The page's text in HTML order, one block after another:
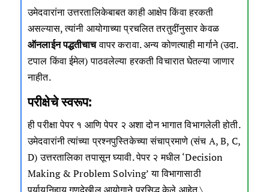
उमेदवारांना उत्तरतालिकेबाबत काही आक्षेप किंवा हरकती
असल्यास, त्यांनी आयोगाच्या प्रचलित तरतुदींनुसार केवळ
ऑनलाईन पद्धतीचाचवापर करावा. अन्य कोणत्याही मार्गाने (उदा.
टपाल किंवा ईमेल) पाठवलेल्या हरकती विचारात घेतल्या जाणार
नाहीत.
परीक्षेचे स्वरूप:
ही परीक्षा पेपर १ आणि पेपर २ अशा दोन भागात विभागलेली होती.
उमेदवारांनी त्यांच्या प्रश्नपुस्तिकेच्या संचाप्रमाणे (संच A, B, C,
D) उत्तरतालिका तपासून घ्यावी. पेपर २ मधील ‘Decision
Making & Problem Solving’ या विभागासाठी